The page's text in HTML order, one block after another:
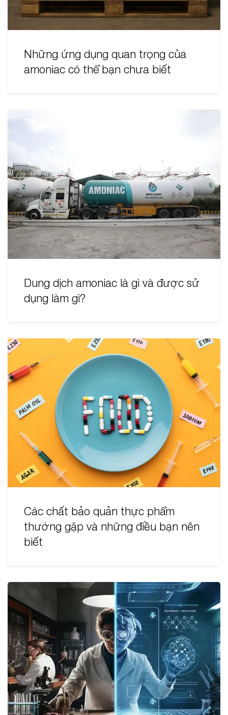
Những ứng dụng quan trọng của
amoniac có thể bạn chưa biết
Dung dịch amoniac là gì và được sử
dụng làm gì?
Các chất bảo quản thực phẩm
thường gặp và những điều bạn nên
biết